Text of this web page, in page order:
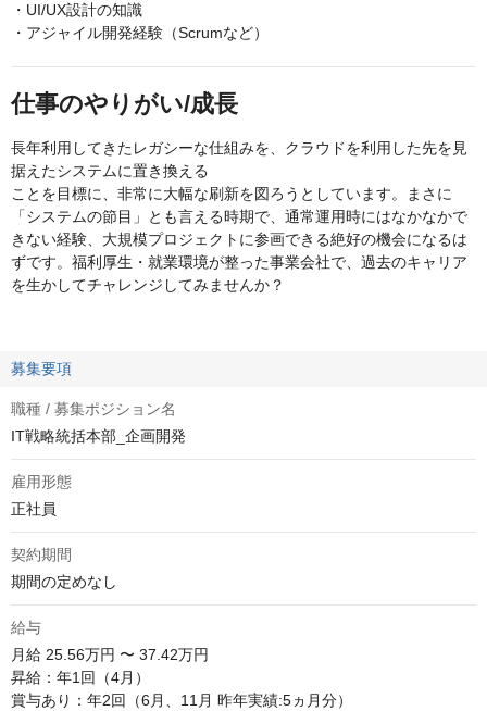
・UI/UX設計の知識
・アジャイル開発経験（Scrumなど）
仕事のやりがい/成長
長年利用してきたレガシーな仕組みを、クラウドを利用した先を見
据えたシステムに置き換える
ことを目標に、非常に大幅な刷新を図ろうとしています。まさに
「システムの節目」とも言える時期で、通常運用時にはなかなかで
きない経験、大規模プロジェクトに参画できる絶好の機会になるは
ずです。福利厚生・就業環境が整った事業会社で、過去のキャリア
を生かしてチャレンジしてみませんか？
募集要項
職種 / 募集ポジション名
IT戦略統括本部_企画開発
雇用形態
正社員
契約期間
期間の定めなし
給与
月給 25.56万円 〜 37.42万円
昇給：年1回（4月）
賞与あり：年2回（6月、11月 昨年実績:5ヵ月分）